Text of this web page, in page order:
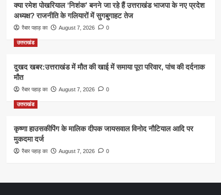
क्या रमेश पोखरियाल ‘निशंक’ बनने जा रहे हैं उत्तराखंड भाजपा के नए प्रदेश
अध्यक्ष? राजनीति के गलियारों में सुगबुगाहट तेज
रैबार पहाड़ का August 7, 2026 0
उत्तराखंड
दुखद खबर:उत्तराखंड में मौत की खाई में समाया पूरा परिवार, पांच की दर्दनाक
मौत
रैबार पहाड़ का August 7, 2026 0
उत्तराखंड
कृष्णा हाउसकीपिंग के मालिक दीपक जायसवाल विनोद नौटियाल आदि पर
मुकदमा दर्ज
रैबार पहाड़ का August 7, 2026 0